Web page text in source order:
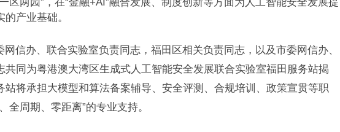
产业基础。
信办、联合实验室负责同志，福田区相关负责同志，以及市委网信办、
共同为粤港澳大湾区生成式人工智能安全发展联合实验室福田服务站揭
站将承担大模型和算法备案辅导、安全评测、合规培训、政策宣贯等职
全周期、零距离”的专业支持。